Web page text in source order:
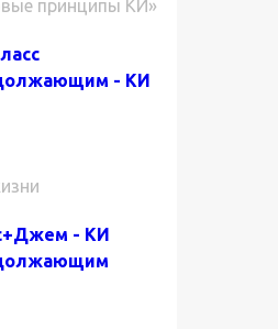
принципы КИ»
- КИ
- КИ